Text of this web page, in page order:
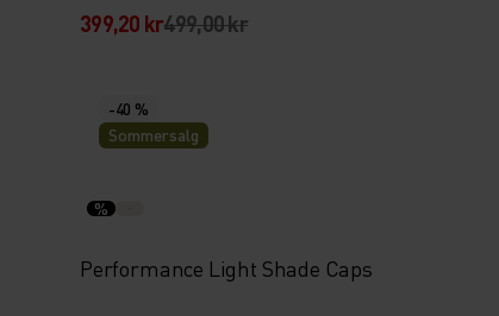
399,20 kr499,00 kr
-40 %
Sommersalg
%
Performance Light Shade Caps